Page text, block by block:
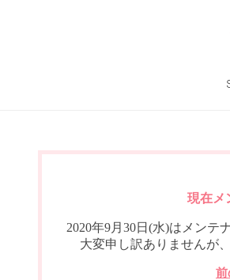
現在メ
2020年9月30日(水)はメンテ
大変申し訳ありませんが
前